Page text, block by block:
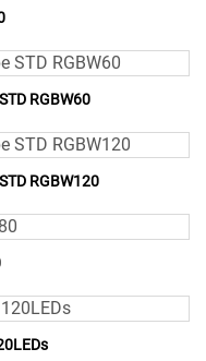
RGBW60
RGBW120